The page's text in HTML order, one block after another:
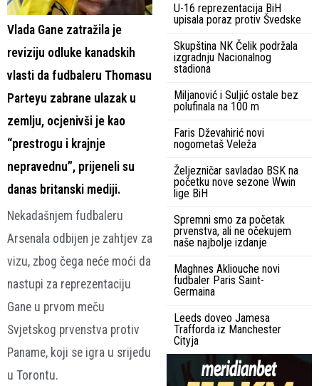
Vlada Gane zatražila je
reviziju odluke kanadskih
vlasti da fudbaleru Thomasu
Parteyu zabrane ulazak u
zemlju, ocjenivši je kao
“prestrogu i krajnje
nepravednu”, prijeneli su
danas britanski mediji.
Nekadašnjem fudbaleru
Arsenala odbijen je zahtjev za
vizu, zbog čega neće moći da
nastupi za reprezentaciju
Gane u prvom meču
Svjetskog prvenstva protiv
Paname, koji se igra u srijedu
u Torontu.
U-16 reprezentacija BiH
upisala poraz protiv Švedske
Skupština NK Čelik podržala
izgradnju Nacionalnog
stadiona
Miljanović i Suljić ostale bez
polufinala na 100 m
Faris Dževahirić novi
nogometaš Veleža
Željezničar savladao BSK na
početku nove sezone Wwin
lige BiH
Spremni smo za početak
prvenstva, ali ne očekujem
naše najbolje izdanje
Maghnes Akliouche novi
fudbaler Paris Saint-
Germaina
Leeds doveo Jamesa
Trafforda iz Manchester
Cityja